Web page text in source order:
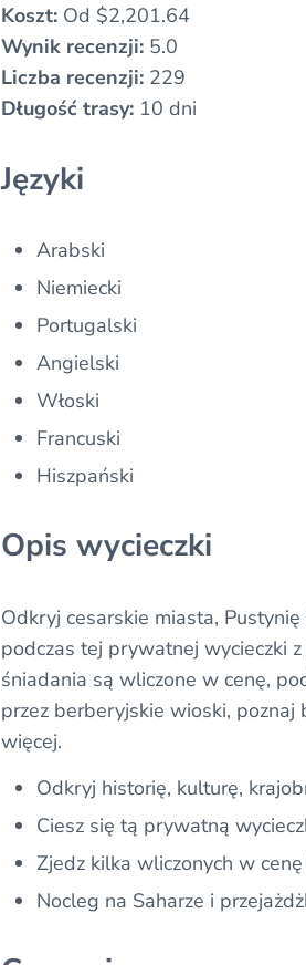
Koszt: Od $2,201.64
Wynik recenzji: 5.0
Liczba recenzji: 229
Długość trasy: 10 dni
Języki
Arabski
Niemiecki
Portugalski
Angielski
Włoski
Francuski
Hiszpański
Opis wycieczki
Odkryj cesarskie miasta,
podczas tej prywatnej wycieczki
śniadania są wliczone w cenę,
przez berberyjskie wioski,
więcej.
Odkryj historię, kulturę,
Ciesz się tą prywatną
Zjedz kilka wliczonych w
Nocleg na Saharze i